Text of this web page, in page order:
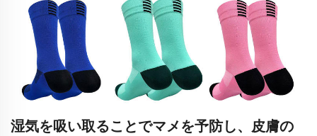
湿気を吸い取ることでマメを予防し、皮膚の